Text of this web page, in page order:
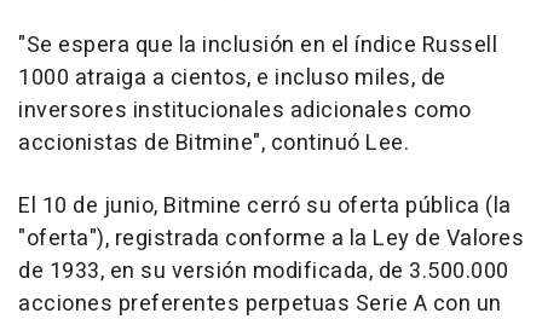
"Se espera que la inclusión en el índice Russell
1000 atraiga a cientos, e incluso miles, de
inversores institucionales adicionales como
accionistas de Bitmine", continuó Lee.
El 10 de junio, Bitmine cerró su oferta pública (la
"oferta"), registrada conforme a la Ley de Valores
de 1933, en su versión modificada, de 3.500.000
acciones preferentes perpetuas Serie A con un